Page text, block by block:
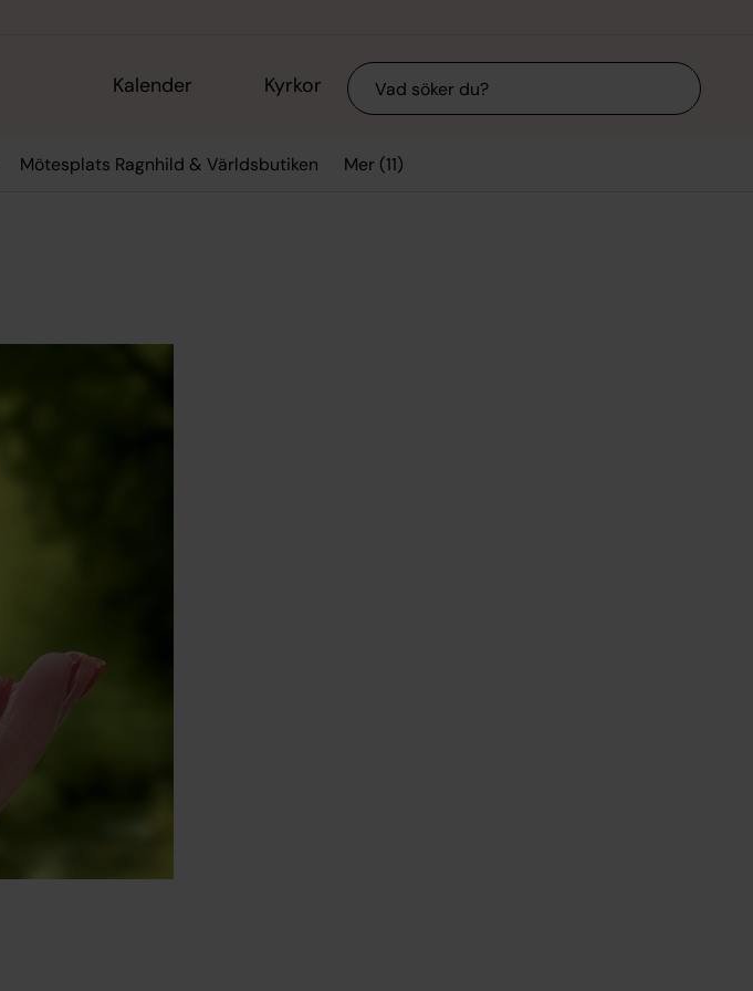
Kalender Kyrkor Sök
Mötesplats Ragnhild & Världsbutiken Mer (11)